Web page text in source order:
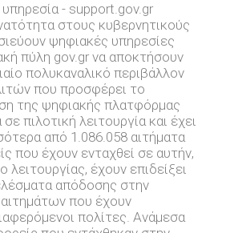
- support.gov.gr
στους κυβερνητικούς
ψηφιακές υπηρεσίες
πύλη gov.gr να αποκτήσουν
πολυκαναλικό περιβάλλον
που προσφέρει το
της ψηφιακής πλατφόρμας
πιλοτική λειτουργία και έχει
από 1.086.058 αιτήματα
που έχουν ενταχθεί σε αυτήν,
έχουν επιδείξει
απόδοσης στην
που έχουν
πολίτες. Ανάμεσα